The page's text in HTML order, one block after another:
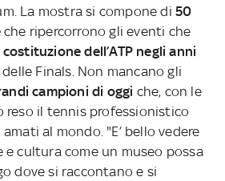
La mostra si compone di 50
che ripercorrono gli eventi che
costituzione dell’ATP negli anni
Finals. Non mancano gli
campioni di oggi che, con le
reso il tennis professionistico
al mondo. "E’ bello vedere
e cultura come un museo possa
dove si raccontano e si